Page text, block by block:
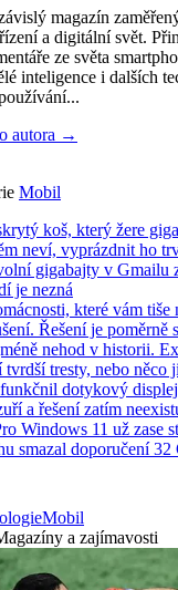
magazín
a digitální svět.
ze světa
inteligence i dalších
autora →
Mobil
koš, který žere
neví, vyprázdnit ho
gigabajty v Gmailu
je nezná
které vám
Řešení je poměrně
nehod v historii.
tresty, nebo něco
dotykový
a řešení zatím
Windows 11 už zase
smazal doporučení
Mobil
a zajímavosti